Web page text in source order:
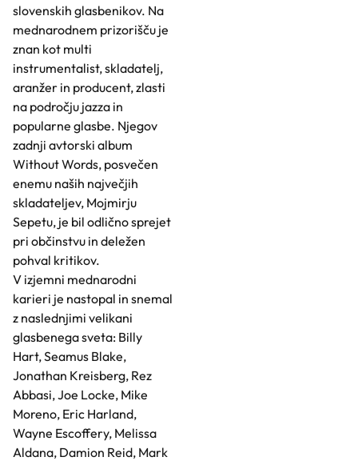
slovenskih glasbenikov. Na
mednarodnem prizorišču je
znan kot multi
instrumentalist, skladatelj,
aranžer in producent, zlasti
na področju jazza in
popularne glasbe. Njegov
zadnji avtorski album
Without Words, posvečen
enemu naših največjih
skladateljev, Mojmirju
Sepetu, je bil odlično sprejet
pri občinstvu in deležen
pohval kritikov.
V izjemni mednarodni
karieri je nastopal in snemal
z naslednjimi velikani
glasbenega sveta: Billy
Hart, Seamus Blake,
Jonathan Kreisberg, Rez
Abbasi, Joe Locke, Mike
Moreno, Eric Harland,
Wayne Escoffery, Melissa
Aldana, Damion Reid, Mark